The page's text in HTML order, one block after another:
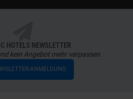
HOTELS NEWSLETTER
kein Angebot mehr verpassen.
ANMELDUNG